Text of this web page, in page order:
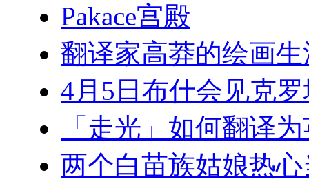
Pakace宫殿
翻译家高莽的绘画生
4月5日布什会见克
「走光」如何翻译
两个白苗族姑娘热